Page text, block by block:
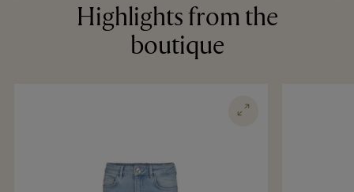
Highlights from the
boutique